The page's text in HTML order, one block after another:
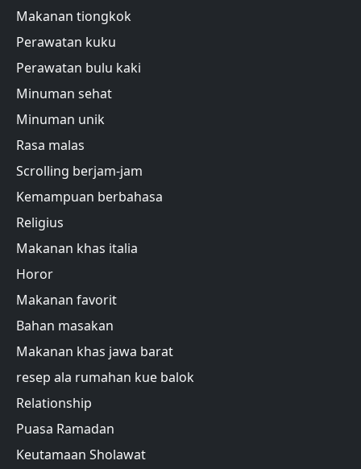
Makanan tiongkok
Perawatan kuku
Perawatan bulu kaki
Minuman sehat
Minuman unik
Rasa malas
Scrolling berjam-jam
Kemampuan berbahasa
Religius
Makanan khas italia
Horor
Makanan favorit
Bahan masakan
Makanan khas jawa barat
resep ala rumahan kue balok
Relationship
Puasa Ramadan
Keutamaan Sholawat